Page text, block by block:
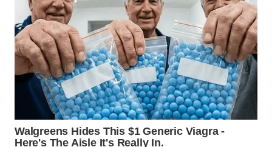
WN
KALTIM
WN
SULSEL
WN
GORONTALO
WN